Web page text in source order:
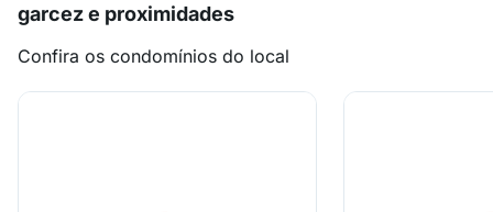
garcez e proximidades
Confira os condomínios do local